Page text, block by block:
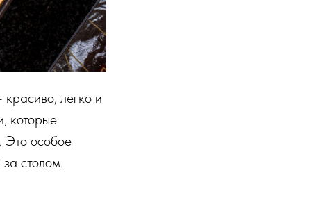
красиво, легко и
которые
Это особое
столом.